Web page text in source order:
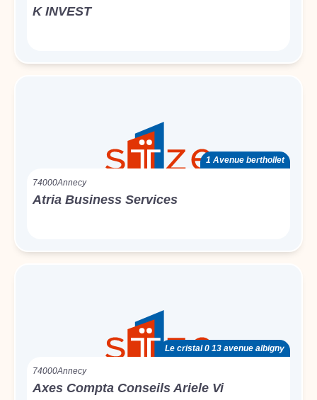
K INVEST
1 Avenue berthollet
74000Annecy
Atria Business Services
Le cristal 0 13 avenue albigny
74000Annecy
Axes Compta Conseils Ariele Vi